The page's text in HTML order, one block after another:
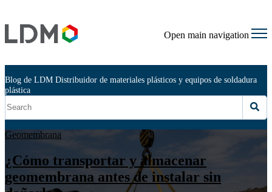
Open main navigation
Blog de LDM Distribuidor de materiales plásticos y equipos de soldadura
plástica
Geomembrana
¿Cómo transportar y almacenar
geomembrana antes de instalar sin